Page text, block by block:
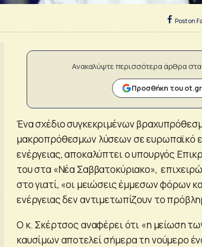
Post on
Ανακαλύψτε περισσότερα άρθρα
Προσθήκη του
Ένα σχέδιο συγκεκριμένων
μακροπρόθεσμων λύσεων σε ευρωπαϊκό
ενέργειας, αποκαλύπτει ο υπουργός
του στα «Νέα Σαββατοκύριακο»,
στο γιατί, «οι μειώσεις έμμεσων φόρων
ενέργειας δεν αντιμετωπίζουν το
Ο κ. Σκέρτσος αναφέρει ότι «η μείωση
καυσίμων αποτελεί σήμερα τη νούμερο